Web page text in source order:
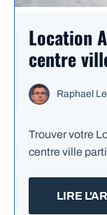
Location
centre
Raphael
Trouver votre
centre ville
LIRE